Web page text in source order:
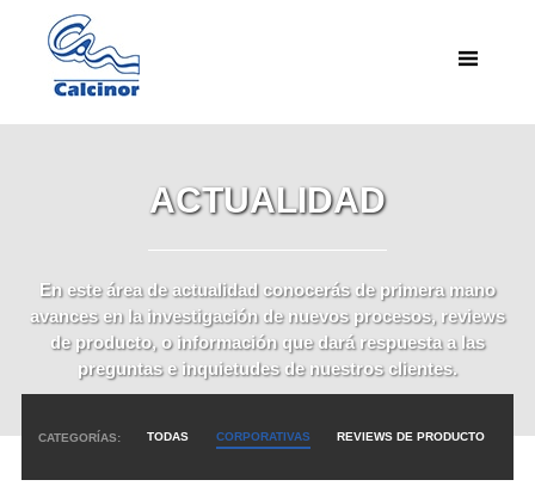
ACTUALIDAD
En este área de actualidad conocerás de primera mano
avances en la investigación de nuevos procesos, reviews
de producto, o información que dará respuesta a las
preguntas e inquietudes de nuestros clientes.
CATEGORÍAS: TODAS CORPORATIVAS REVIEWS DE PRODUCTO